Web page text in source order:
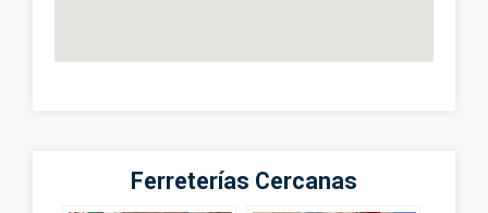
Ferreterías Cercanas